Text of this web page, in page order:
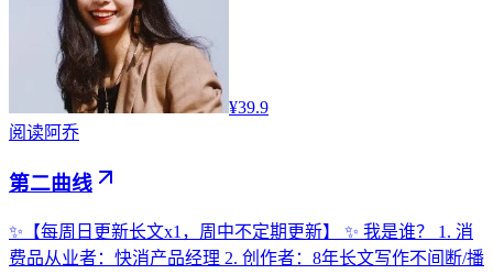
¥39.9
阅读阿乔
第二曲线
✨【每周日更新长文x1，周中不定期更新】 ✨ 我是谁？ 1. 消
费品从业者：快消产品经理 2. 创作者：8年长文写作不间断/播